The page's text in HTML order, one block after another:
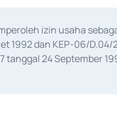
izin usaha
1992 dan KEP-06/
tanggal 24 September